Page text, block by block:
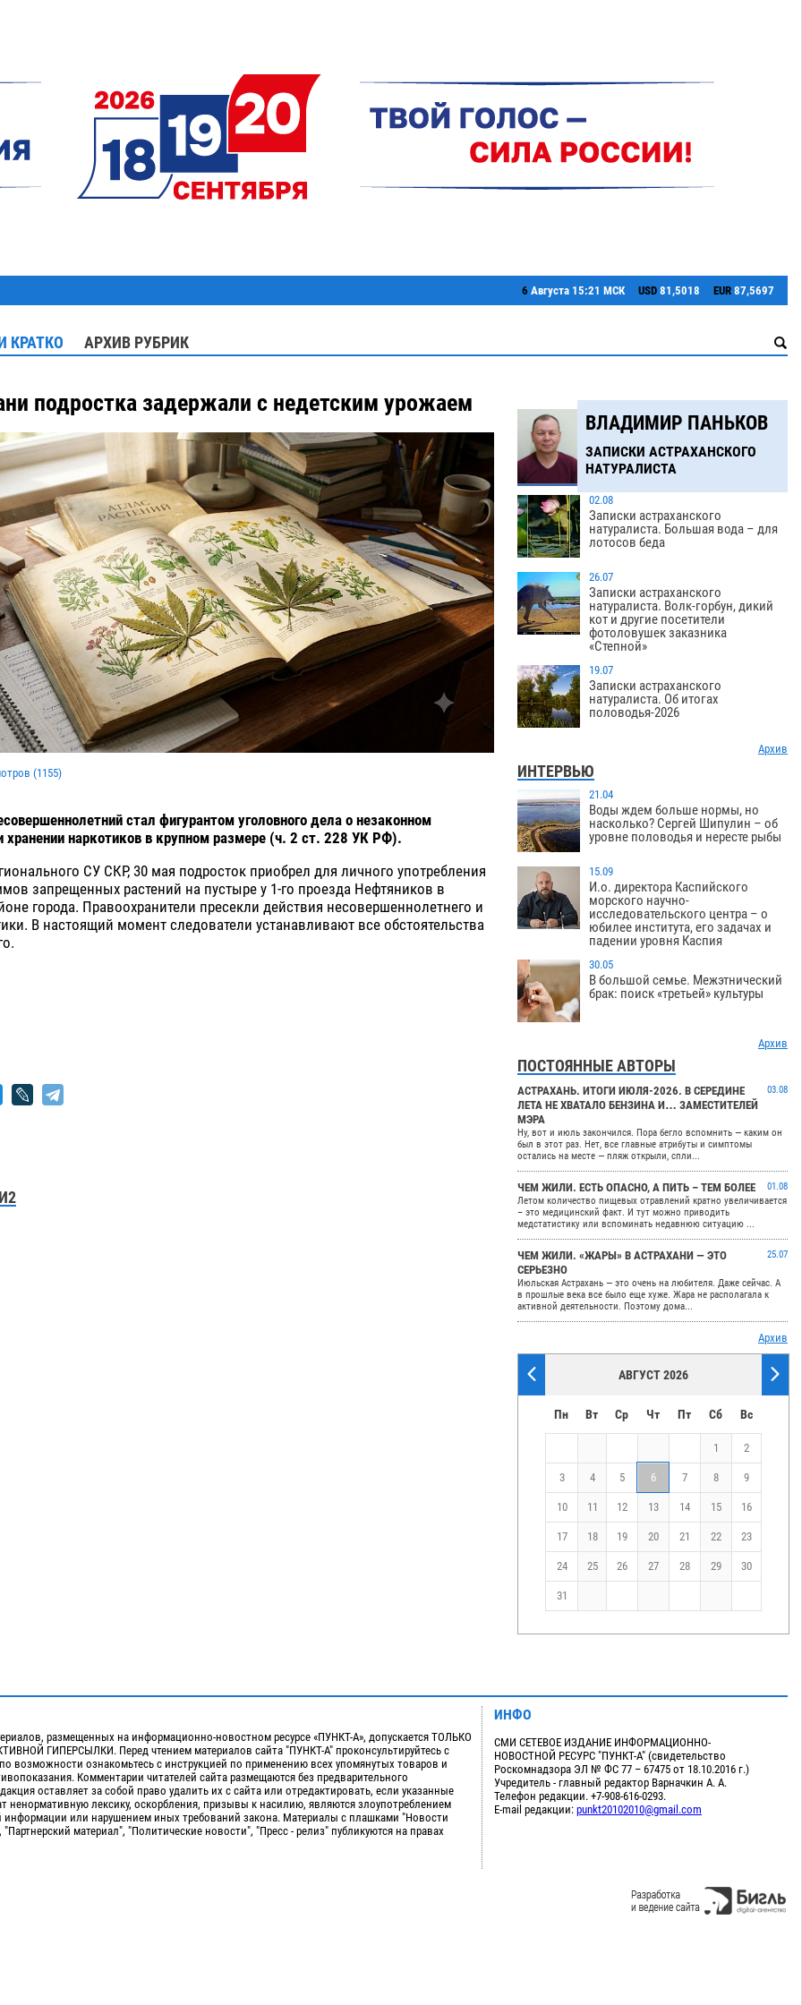
6 Августа 15:21 МСК USD 81,5018 EUR 87,5697
КРАТКО АРХИВ РУБРИК
подростка задержали с недетским урожаем
(1155)
стал фигурантом уголовного дела о незаконном
хранении наркотиков в крупном размере (ч. 2 ст. 228 УК РФ).
СУ СКР, 30 мая подросток приобрел для личного употребления
запрещенных растений на пустыре у 1-го проезда Нефтяников в
города. Правоохранители пресекли действия несовершеннолетнего и
В настоящий момент следователи устанавливают все обстоятельства
ВЛАДИМИР ПАНЬКОВ
ЗАПИСКИ АСТРАХАНСКОГО
НАТУРАЛИСТА
02.08
Записки астраханского
натуралиста. Большая вода – для
лотосов беда
26.07
Записки астраханского
натуралиста. Волк-горбун, дикий
кот и другие посетители
фотоловушек заказника
«Степной»
19.07
Записки астраханского
натуралиста. Об итогах
половодья-2026
Архив
ИНТЕРВЬЮ
21.04
Воды ждем больше нормы, но
насколько? Сергей Шипулин – об
уровне половодья и нересте рыбы
15.09
И.о. директора Каспийского
морского научно-
исследовательского центра – о
юбилее института, его задачах и
падении уровня Каспия
30.05
В большой семье. Межэтнический
брак: поиск «третьей» культуры
Архив
ПОСТОЯННЫЕ АВТОРЫ
АСТРАХАНЬ. ИТОГИ ИЮЛЯ-2026. В СЕРЕДИНЕ
ЛЕТА НЕ ХВАТАЛО БЕНЗИНА И… ЗАМЕСТИТЕЛЕЙ
МЭРА
03.08
Ну, вот и июль закончился. Пора бегло вспомнить — каким он
был в этот раз. Нет, все главные атрибуты и симптомы
остались на месте — пляж открыли, спли...
ЧЕМ ЖИЛИ. ЕСТЬ ОПАСНО, А ПИТЬ – ТЕМ БОЛЕЕ
01.08
Летом количество пищевых отравлений кратно увеличивается
– это медицинский факт. И тут можно приводить
медстатистику или вспоминать недавнюю ситуацию ...
ЧЕМ ЖИЛИ. «ЖАРЫ» В АСТРАХАНИ — ЭТО
СЕРЬЕЗНО
25.07
Июльская Астрахань — это очень на любителя. Даже сейчас. А
в прошлые века все было еще хуже. Жара не располагала к
активной деятельности. Поэтому дома...
Архив
АВГУСТ 2026
Пн Вт Ср Чт Пт Сб Вс
1 2
3 4 5 6 7 8 9
10 11 12 13 14 15 16
17 18 19 20 21 22 23
24 25 26 27 28 29 30
31
размещенных на информационно-новостном ресурсе «ПУНКТ-А», допускается ТОЛЬКО
ГИПЕРСЫЛКИ. Перед чтением материалов сайта "ПУНКТ-А" проконсультируйтесь с
возможности ознакомьтесь с инструкцией по применению всех упомянутых товаров и
Комментарии читателей сайта размещаются без предварительного
оставляет за собой право удалить их с сайта или отредактировать, если указанные
ненормативную лексику, оскорбления, призывы к насилию, являются злоупотреблением
информации или нарушением иных требований закона. Материалы с плашками "Новости
материал", "Политические новости", "Пресс - релиз" публикуются на правах
ИНФО
СМИ СЕТЕВОЕ ИЗДАНИЕ ИНФОРМАЦИОННО-
НОВОСТНОЙ РЕСУРС "ПУНКТ-А" (свидетельство
Роскомнадзора ЭЛ № ФС 77 – 67475 от 18.10.2016 г.)
Учредитель - главный редактор Варначкин А. А.
Телефон редакции. +7-908-616-0293.
E-mail редакции: punkt20102010@gmail.com